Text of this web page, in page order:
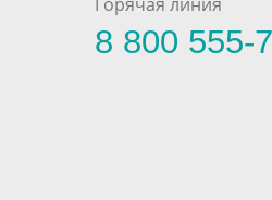
8 800 555-